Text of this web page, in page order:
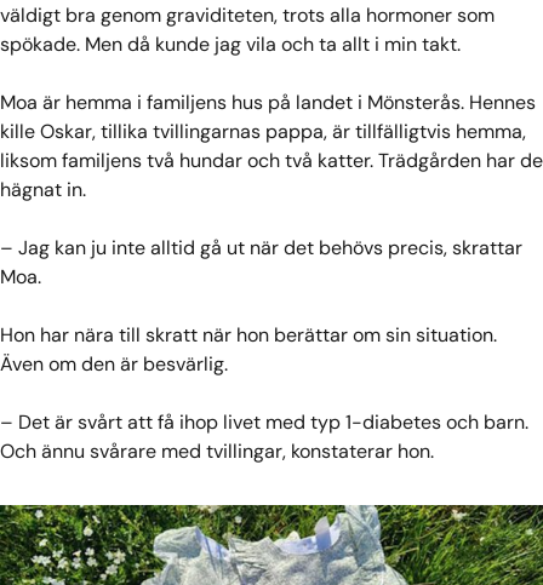
väldigt bra genom graviditeten, trots alla hormoner som
spökade. Men då kunde jag vila och ta allt i min takt.
Moa är hemma i familjens hus på landet i Mönsterås. Hennes
kille Oskar, tillika tvillingarnas pappa, är tillfälligtvis hemma,
liksom familjens två hundar och två katter. Trädgården har de
hägnat in.
– Jag kan ju inte alltid gå ut när det behövs precis, skrattar
Moa.
Hon har nära till skratt när hon berättar om sin situation.
Även om den är besvärlig.
– Det är svårt att få ihop livet med typ 1-diabetes och barn.
Och ännu svårare med tvillingar, konstaterar hon.